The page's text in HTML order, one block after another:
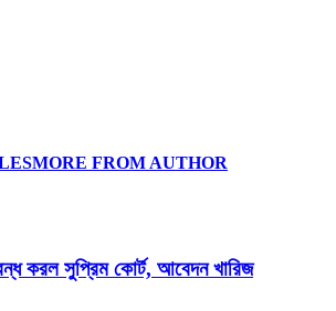
MORE FROM AUTHOR
করল সুপ্রিম কোর্ট, আবেদন খারিজ